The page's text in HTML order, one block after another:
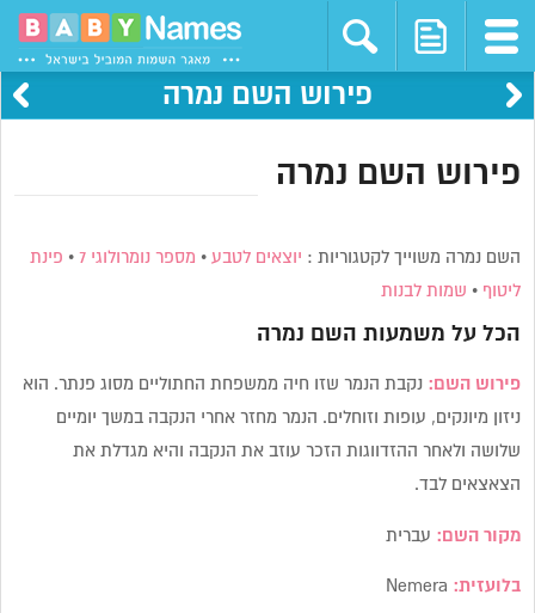
פירוש השם נמרה
פירוש השם נמרה
השם נמרה משוייך לקטגוריות : יוצאים לטבע • מספר נומרולוגי 7 • פינת
ליטוף • שמות לבנות
הכל על משמעות השם נמרה
פירוש השם: נקבת הנמר שזו חיה ממשפחת החתוליים מסוג פנתר. הוא
ניזון מיונקים, עופות וזוחלים. הנמר מחזר אחרי הנקבה במשך יומיים
שלושה ולאחר ההזדווגות הזכר עוזב את הנקבה והיא מגדלת את
הצאצאים לבד.
מקור השם: עברית
בלועזית: